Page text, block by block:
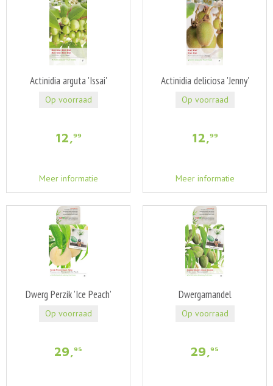
Actinidia arguta 'Issai'
12,99
Meer informatie
Op voorraad
Actinidia deliciosa 'Jenny'
12,99
Meer informatie
Op voorraad
Dwerg Perzik 'Ice Peach'
29,95
Op voorraad
Dwergamandel
29,95
Op voorraad